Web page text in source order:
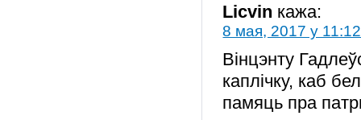
Licvin кажа:
8 мая, 2017 у 11:12
Вінцэнту
каплічку, каб
памяць пра